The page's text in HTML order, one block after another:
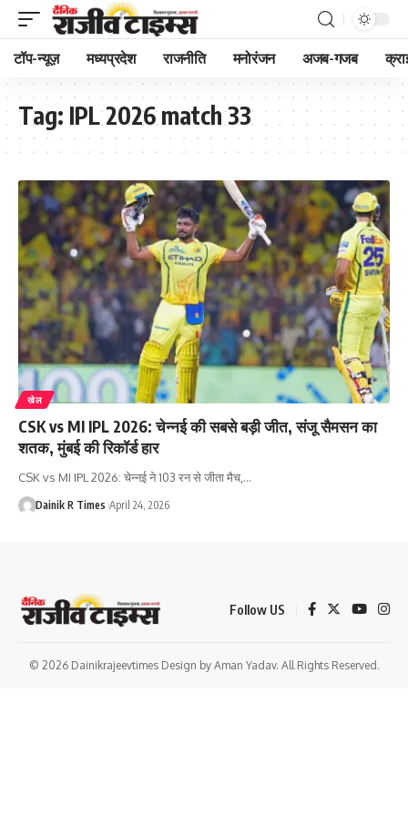
टॉप-न्यूज़ मध्यप्रदेश राजनीति मनोरंजन अजब-गजब
Tag: IPL 2026 match 33
खेल
CSK vs MI IPL 2026: चेन्नई की सबसे बड़ी जीत, संजू सैमसन का
शतक, मुंबई की रिकॉर्ड हार
CSK vs MI IPL 2026: चेन्नई ने 103 रन से जीता मैच,…
Dainik R Times April 24, 2026
Follow US
© 2026 Dainikrajeevtimes Design by Aman Yadav. All Rights Reserved.